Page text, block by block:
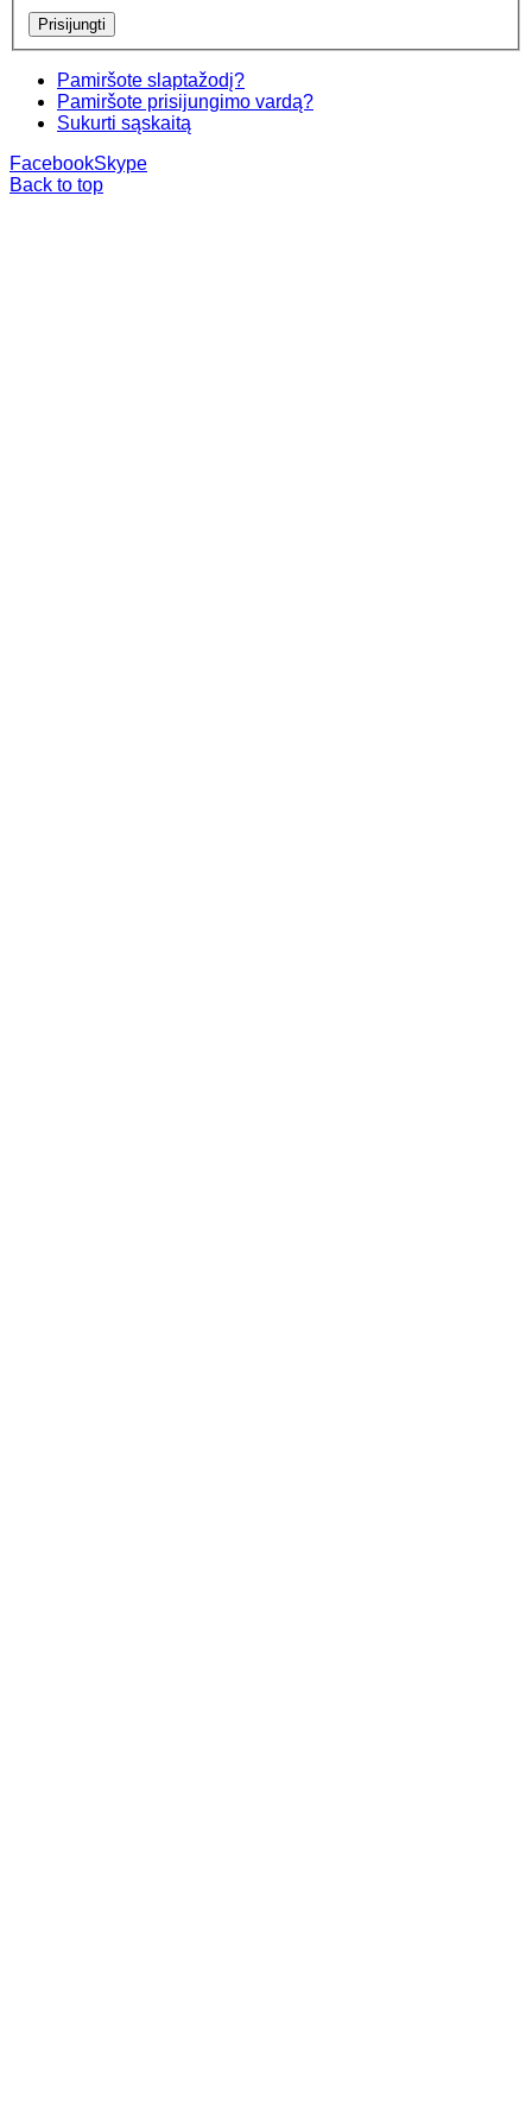
Pamiršote slaptažodį?
Pamiršote prisijungimo vardą?
Sukurti sąskaitą
FacebookSkype
Back to top